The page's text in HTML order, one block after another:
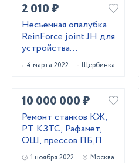
2 010 ₽
Несъемная опалубка
ReinForce joint JH для
устройства
промышленных
бетонных полов
4 марта 2022 Щербинка
10 000 000 ₽
Ремонт станков КЖ,
РТ КЗТС, Рафамет,
ОШ, прессов ПБ,ПА,
ПО, домкратов
1 ноября 2022 Москва